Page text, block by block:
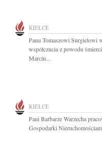
KIELCE
Panu Tomaszowi Surgielowi
współczucia z powodu
Marcin...
KIELCE
Pani Barbarze Warzecha
Gospodarki